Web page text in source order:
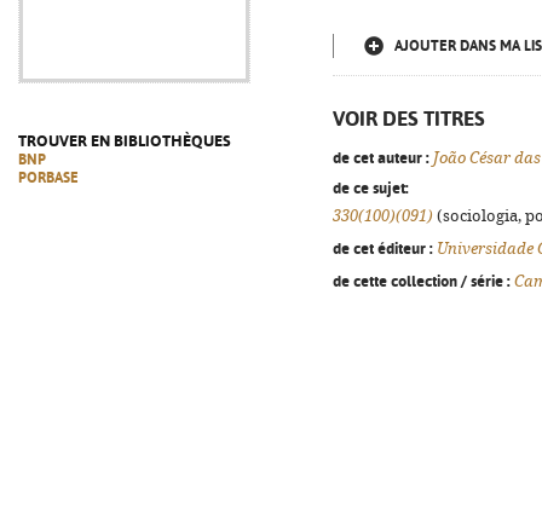
TROUVER EN BIBLIOTHÈQUES
BNP
PORBASE
AJOUTER DANS MA
VOIR DES TITRES
de cet auteur : João César
de ce sujet:
330(100)(091) (sociologia,
de cet éditeur : Universidade
de cette collection / série :